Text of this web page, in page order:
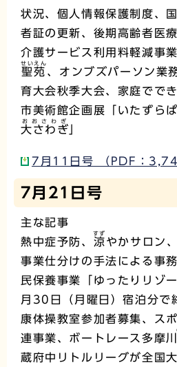
状況、個人情報保護制度、
者証の更新、後期高齢者医
介護サービス利用料軽減事
聖苑
せいえん
、オンブズパーソン業
育大会秋季大会、家庭でで
市美術館企画展「いたずら
大さわぎ
おおさわぎ
7月11日号 （PDF：
7月21日号
主な記事
熱中症予防、 涼
すず
やかサロン
事業仕分けの手法による事
民保養事業「ゆったりリゾ
月30日（月曜日）宿泊分で
康体操教室参加者募集、ス
連事業、ボートレース多摩川
蔵府中リトルリーグが全国